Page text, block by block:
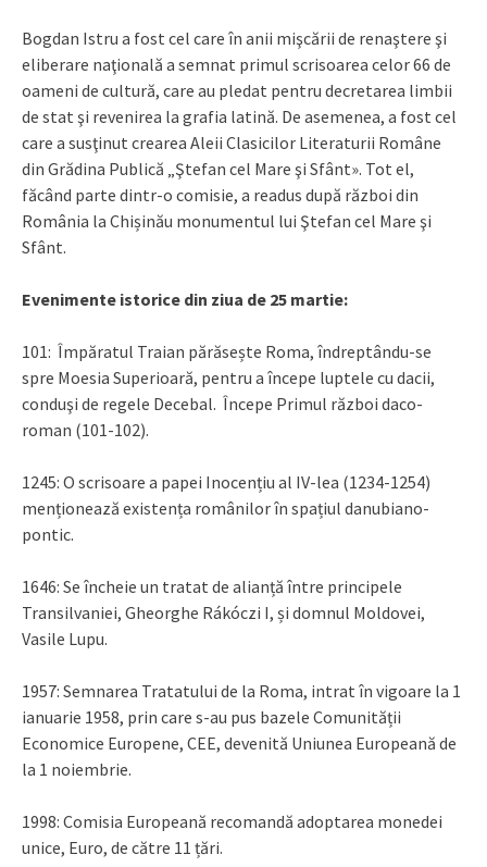
Bogdan Istru a fost cel care în anii mişcării de renaştere şi
eliberare naţională a semnat primul scrisoarea celor 66 de
oameni de cultură, care au pledat pentru decretarea limbii
de stat şi revenirea la grafia latină. De asemenea, a fost cel
care a susţinut crearea Aleii Clasicilor Literaturii Române
din Grădina Publică „Ştefan cel Mare şi Sfânt». Tot el,
făcând parte dintr-o comisie, a readus după război din
România la Chișinău monumentul lui Ştefan cel Mare şi
Sfânt.
Evenimente istorice din ziua de 25 martie:
101: Împăratul Traian părăsește Roma, îndreptându-se
spre Moesia Superioară, pentru a începe luptele cu dacii,
conduşi de regele Decebal. Începe Primul război daco-
roman (101-102).
1245: O scrisoare a papei Inocențiu al IV-lea (1234-1254)
menționează existența românilor în spațiul danubiano-
pontic.
1646: Se încheie un tratat de alianță între principele
Transilvaniei, Gheorghe Rákóczi I, și domnul Moldovei,
Vasile Lupu.
1957: Semnarea Tratatului de la Roma, intrat în vigoare la 1
ianuarie 1958, prin care s-au pus bazele Comunității
Economice Europene, CEE, devenită Uniunea Europeană de
la 1 noiembrie.
1998: Comisia Europeană recomandă adoptarea monedei
unice, Euro, de către 11 țări.